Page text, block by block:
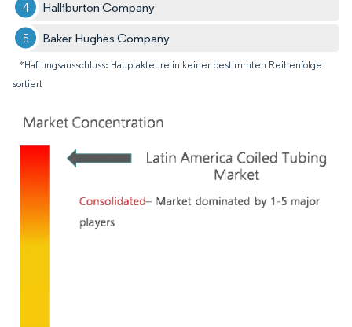
Halliburton Company
Baker Hughes Company
*Haftungsausschluss: Hauptakteure in keiner bestimmten Reihenfolge
sortiert